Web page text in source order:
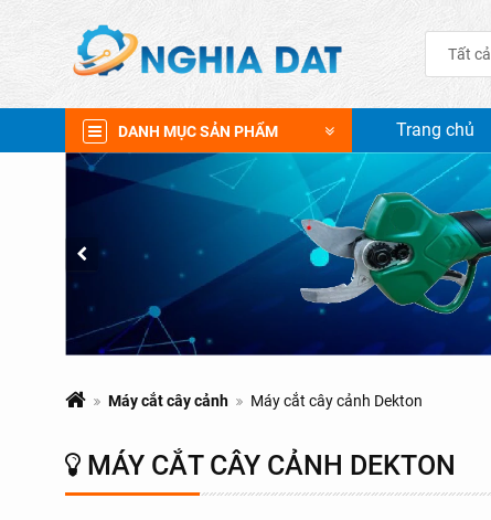
Tất cả
DANH MỤC SẢN PHẨM Trang chủ
Máy cắt cây cảnh Máy cắt cây cảnh Dekton
MÁY CẮT CÂY CẢNH DEKTON